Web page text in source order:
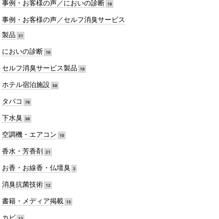
事例・お客様の声／においの診断 16
事例・お客様の声／セルフ消臭サービス
製品 31
においの診断 16
セルフ消臭サービス製品 18
ホテル宿泊施設 58
タバコ 76
下水臭 36
空調機・エアコン 10
香水・芳香剤 21
お香・お線香・仏壇臭 3
消臭抗菌技術 12
書籍・メディア掲載 15
カビ